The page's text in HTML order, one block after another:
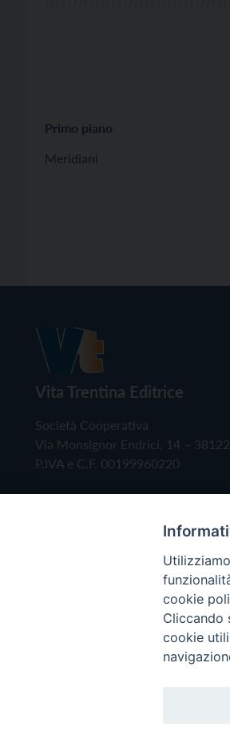
Primo piano
Meridiani
Vita Trentina Editrice
Società Cooperativa
Via Monsignor Endrici, 14 –
P.IVA e C.F. 00199960220
Copyright © 2019 - Tutti i
cookie
Cliccando
cookie